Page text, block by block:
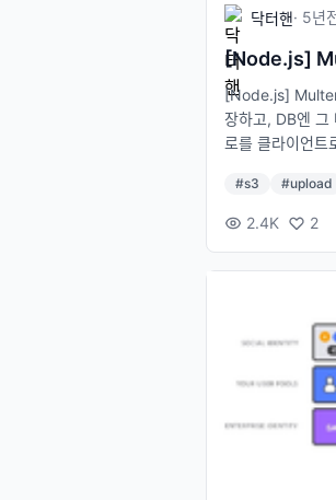
닥터핸· 5년
[Node.js]
[Node.js]
장하고, DB엔 그
로를 클라이언
모듈을 이용하
r'); const
'YOUR
#s3 #upload
2.4K 2